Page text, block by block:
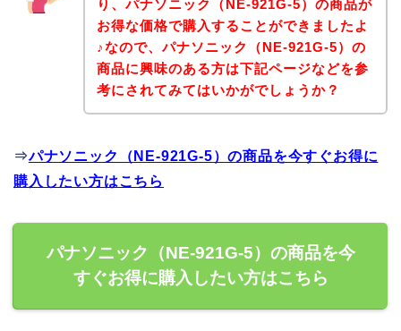
り、パナソニック（NE-921G-5）の商品が
お得な価格で購入することができましたよ
♪なので、パナソニック（NE-921G-5）の
商品に興味のある方は下記ページなどを参
考にされてみてはいかがでしょうか？
⇒パナソニック（NE-921G-5）の商品を今すぐお得に
購入したい方はこちら
パナソニック（NE-921G-5）の商品を今
すぐお得に購入したい方はこちら